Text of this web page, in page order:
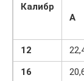
Калибр
A
12
16